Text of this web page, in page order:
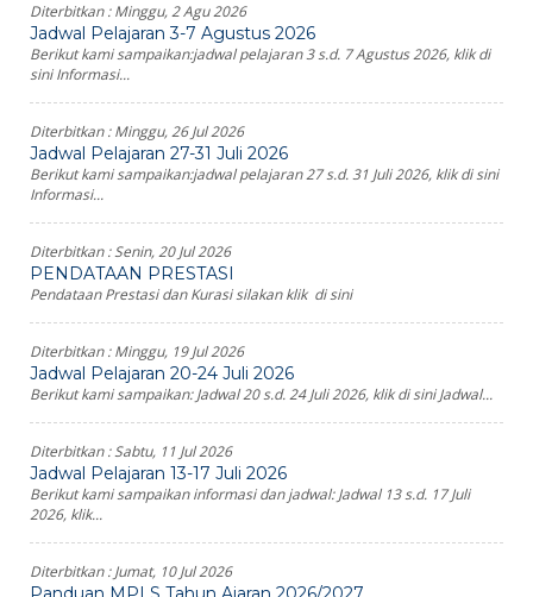
Diterbitkan :Minggu, 2 Agu 2026
Jadwal Pelajaran 3-7 Agustus 2026
Berikut kami sampaikan:jadwal pelajaran 3 s.d. 7 Agustus 2026, klik di
sini Informasi...
Diterbitkan :Minggu, 26 Jul 2026
Jadwal Pelajaran 27-31 Juli 2026
Berikut kami sampaikan:jadwal pelajaran 27 s.d. 31 Juli 2026, klik di sini
Informasi...
Diterbitkan :Senin, 20 Jul 2026
PENDATAAN PRESTASI
Pendataan Prestasi dan Kurasi silakan klik di sini
Diterbitkan :Minggu, 19 Jul 2026
Jadwal Pelajaran 20-24 Juli 2026
Berikut kami sampaikan: Jadwal 20 s.d. 24 Juli 2026, klik di sini Jadwal...
Diterbitkan :Sabtu, 11 Jul 2026
Jadwal Pelajaran 13-17 Juli 2026
Berikut kami sampaikan informasi dan jadwal: Jadwal 13 s.d. 17 Juli
2026, klik...
Diterbitkan :Jumat, 10 Jul 2026